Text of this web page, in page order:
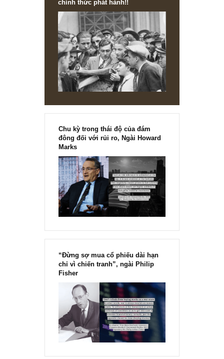
[Ấn phẩm kỳ 82], 36/36 trang,
chính thức phát hành!!
Chu kỳ trong thái độ của đám
đông đối với rủi ro, Ngài Howard
Marks
“Đừng sợ mua cổ phiếu dài hạn
chỉ vì chiến tranh”, ngài Philip
Fisher